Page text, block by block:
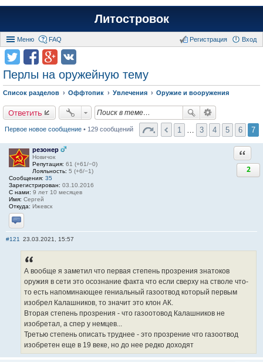
Литостровок
Меню FAQ Вход
Регистрация
Перлы на оружейную тему
Список разделов Оффтопик Увлечения Оружие и вооружения
Ответить
Первое новое сообщение• 129 сообщений 1 3 4 5 6 7
резонер
Новичок
Репутация: 61 (+61/−0)
Лояльность: 5 (+6/−1)
Сообщения: 35
Зарегистрирован: 03.10.2016
С нами: 9 лет 10 месяцев
Имя: Сергей
Откуда: Ижевск
Отправить личное сообщение
2
#121 23.03.2021, 15:57
А вообще я заметил что первая степень прозрения знатоков
оружия в сети это осознание факта что если сверху на стволе что-
то есть напоминающее гениальный газоотвод который первым
изобрел Калашников, то значит это клон АК.
Вторая степень прозрения - что газоотовод Калашников не
изобретал, а спер у немцев...
Третью степень описать труднее - это прозрение что газоотвод
изобретен еще в 19 веке, но до нее редко доходят